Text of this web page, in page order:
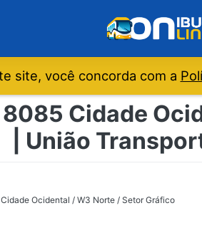
site, você concorda com a
Cidade
| União
Ocidental / W3 Norte / Setor Gráfico